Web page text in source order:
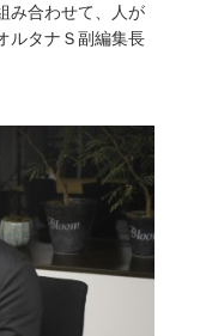
み合わせて、人が
ルタナＳ副編集長